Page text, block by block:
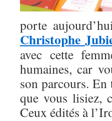
porte
Christophe
avec cette
humaines, car
son parcours. En
que vous lisiez,
Ceux édités à